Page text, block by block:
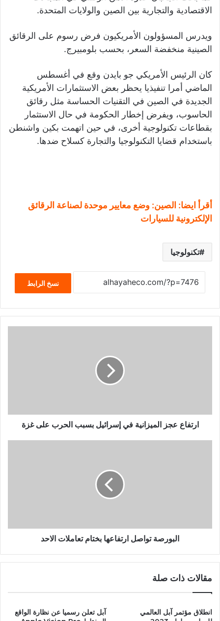
الاقتصادية والتجارية بين الصين والولايات المتحدة.
ويدرس المسؤولون الأمريكيون فرض رسوم على الرقائق
الصينية منخفضة السعر، بحسب بلومبيرج.
كان الرئيس الأمريكي جو بايدن وقع في أغسطس
الماضي أمرا تنفيذيا يحظر بعض الاستثمارات الأمريكية
الجديدة في الصين في التقنيات الحساسة مثل رقائق
الحاسوب، ويفرض إخطار الحكومة في حال الاستثمار
بقطاعات تكنولوجية أخرى، في حين اتهمت بكين واشنطن
باستخدام قضايا التكنولوجيا والتجارة كسلاح ضدها.
أقرأ ايضا: الصين: وضع معايير موحدة لصناعة الرقائق
الإلكترونية للسيارات
تكنولوجيا
نسخ الرابط
ارتفاع عجز الميزانية في إسرائيل بسبب الحرب على غزة
البورصة تواصل ارتفاعها بختام تعاملات الاحد
مقالات ذات صلة
انطلاق مؤتمر آبل العالمي
آبل تعلن رسميا عن نظارة الواقع